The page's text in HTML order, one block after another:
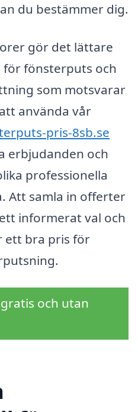
du bestämmer dig.
gör det lättare
fönsterputs och
som motsvarar
använda vår
pris-8sb.se
erbjudanden och
professionella
Att samla in offerter
informerat val och
ett bra pris för
och utan